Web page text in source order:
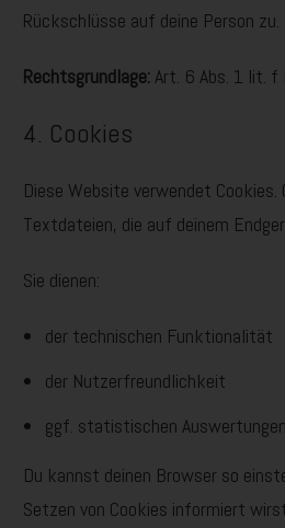
Rückschlüsse auf deine Person zu.
Rechtsgrundlage: Art. 6 Abs. 1 lit. f
4. Cookies
Diese Website verwendet Cookies.
Textdateien, die auf deinem
Sie dienen:
der technischen Funktionalität
der Nutzerfreundlichkeit
ggf. statistischen Auswertungen
Du kannst deinen Browser so
Setzen von Cookies informiert